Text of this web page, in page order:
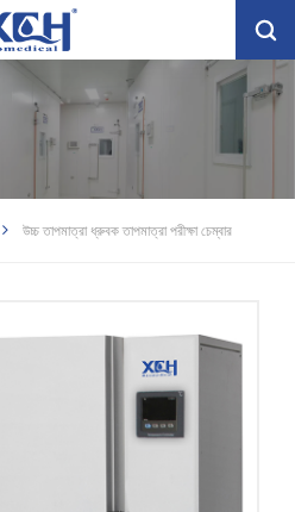
উচ্চ তাপমাত্রা ধ্রুবক তাপমাত্রা পরীক্ষা চেম্বার